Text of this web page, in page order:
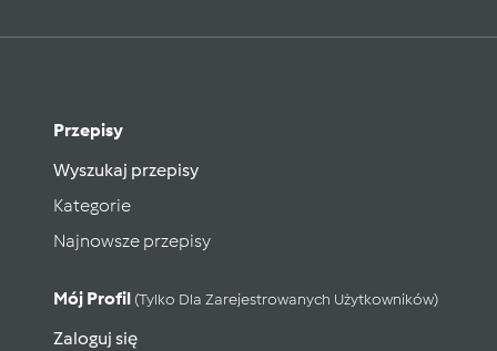
Przepisy
Wyszukaj przepisy
Kategorie
Najnowsze przepisy
Mój Profil (tylko Dla Zarejestrowanych Użytkowników)
Zaloguj się